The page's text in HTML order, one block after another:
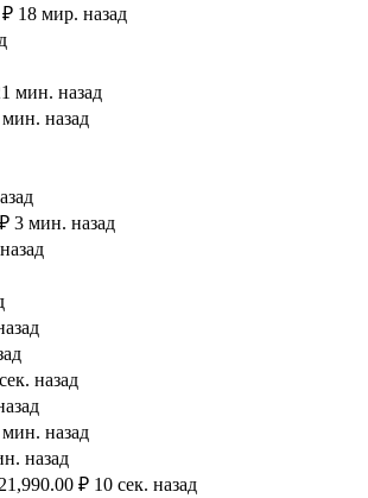
18 мир. назад
мин. назад
назад
3 мин. назад
назад
назад
назад
₽ 10 сек. назад